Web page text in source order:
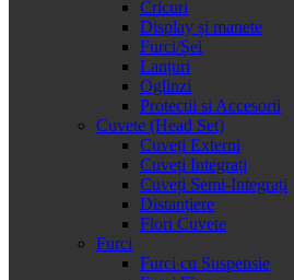
Cricuri
Display și manete
Furci/Șei
Lanțuri
Oglinzi
Protectii si Accesorii
Cuvete (Head Set)
Cuveți Externi
Cuveți Integrați
Cuveți Semi-Integrați
Distanțiere
Flori Cuvete
Furci
Furci cu Suspensie